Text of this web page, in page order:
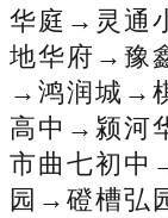
华庭→灵通
地华府→豫
→鸿润城→
高中→颍河
市曲七初
园→磴槽弘